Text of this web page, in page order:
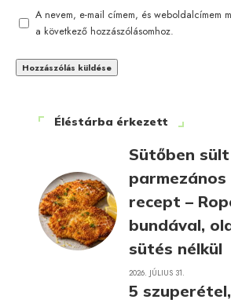
A nevem, e-mail címem, és weboldalcímem
a következő hozzászólásomhoz.
Éléstárba érkezett
Sütőben sült
parmezános
recept –
bundával,
sütés nélkül
2026. JÚLIUS 31.
5